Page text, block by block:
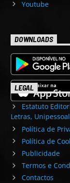
Youtube
DOWNLOADS
LEGAL
Estatuto
Letras,
Política de
Política de
Publicidade
Termos e
Contactos